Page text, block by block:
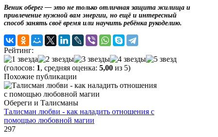
Веник оберег — это не только отличная защита жилища и
привлечение нужной вам энергии, но ещё и интересный
способ занять своё время или научить ребёнка рукоделию.
Рейтинг:
(голосов: 1, средняя оценка: 5,00 из 5)
Похожие публикации
Обереги и Талисманы
Талисман любви - как наладить отношения с
помощью любовной магии
297